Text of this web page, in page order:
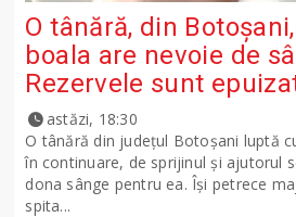
O tânără, din
boala are nevoie de
Rezervele sunt
astăzi, 18:30
O tânără din județul Botoșani luptă
în continuare, de sprijinul și ajutorul
dona sânge pentru ea. Își petrece
spita...